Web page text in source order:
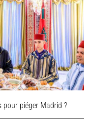
pour piéger Madrid ?